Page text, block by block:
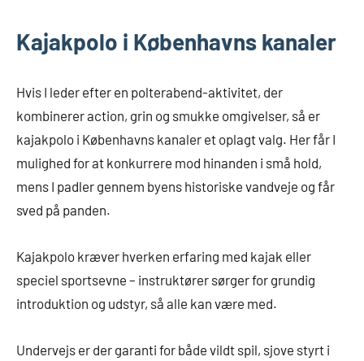
Kajakpolo i Københavns kanaler
Hvis I leder efter en polterabend-aktivitet, der
kombinerer action, grin og smukke omgivelser, så er
kajakpolo i Københavns kanaler et oplagt valg. Her får I
mulighed for at konkurrere mod hinanden i små hold,
mens I padler gennem byens historiske vandveje og får
sved på panden.
Kajakpolo kræver hverken erfaring med kajak eller
speciel sportsevne – instruktører sørger for grundig
introduktion og udstyr, så alle kan være med.
Undervejs er der garanti for både vildt spil, sjove styrt i